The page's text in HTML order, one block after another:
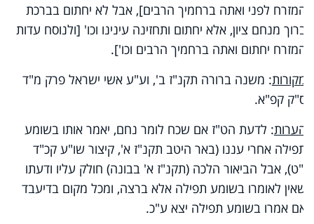
המזרח לפני ואתה ברחמיך הרבים], אבל לא יחתום בברכת
ברוך מנחם ציון, אלא יחתום ותחזינה עינינו וכו' [ולנוסח עדות
המזרח יחתום ואתה ברחמיך הרבים וכו'].
מקורות: משנה ברורה תקנ"ז ב', וע"ע אשי ישראל פרק מ"ד
ס"ק קפ"א.
הערות: לדעת הט"ז אם שכח לומר נחם, יאמר אותו בשומע
תפילה אחרי עננו (באר היטב תקנ"ז א', קיצור שו"ע קכ"ד
י"ט), אבל הביאור הלכה (תקנ"ז א' בבונה) חולק עליו ודעתו
שאין לאומרו בשומע תפילה אלא ברצה, ומכל מקום בדיעבד
אם אמרו בשומע תפילה יצא ע"כ.